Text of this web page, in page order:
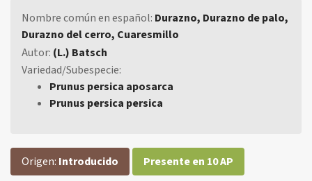
Nombre común en español: Durazno, Durazno de palo,
Durazno del cerro, Cuaresmillo
Autor: (L.) Batsch
Variedad/Subespecie:
Prunus persica aposarca
Prunus persica persica
Origen: Introducido Presente en 10 AP